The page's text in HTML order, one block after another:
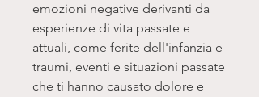
emozioni negative derivanti da
esperienze di vita passate e
attuali, come ferite dell'infanzia e
traumi, eventi e situazioni passate
che ti hanno causato dolore e